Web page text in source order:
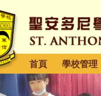
首頁 學校管理